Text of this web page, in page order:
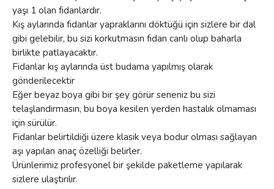
yaşı 1 olan fidanlardır.
Kış aylarında fidanlar yapraklarını döktüğü için sizlere bir dal
gibi gelebilir, bu sizi korkutmasın fidan canlı olup baharla
birlikte patlayacaktır.
Fidanlar kış aylarında üst budama yapılmış olarak
gönderilecektir
Eğer beyaz boya gibi bir şey görür seneniz bu sizi
telaşlandırmasın, bu boya kesilen yerden hastalık olmaması
için sürülür.
Fidanlar belirtildiği üzere klasik veya bodur olması sağlayan
aşı yapılan anaç özelliği belirler.
Ürünlerimiz profesyonel bir şekilde paketleme yapılarak
sizlere ulaştırılır.